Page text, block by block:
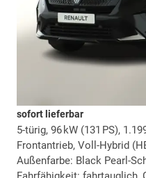
sofort lieferbar
5-türig, 96 kW (131 PS),
Frontantrieb, Voll-Hybrid
Außenfarbe: Black Pearl-